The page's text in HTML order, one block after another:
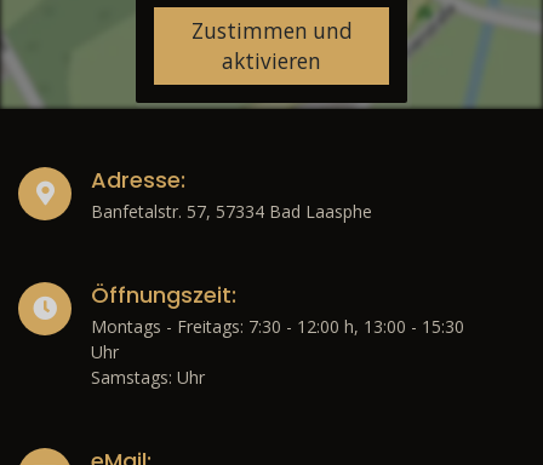
Zustimmen und
aktivieren
Adresse:
Banfetalstr. 57, 57334 Bad Laasphe
Öffnungszeit:
Montags - Freitags: 7:30 - 12:00 h, 13:00 - 15:30
Uhr
Samstags: Uhr